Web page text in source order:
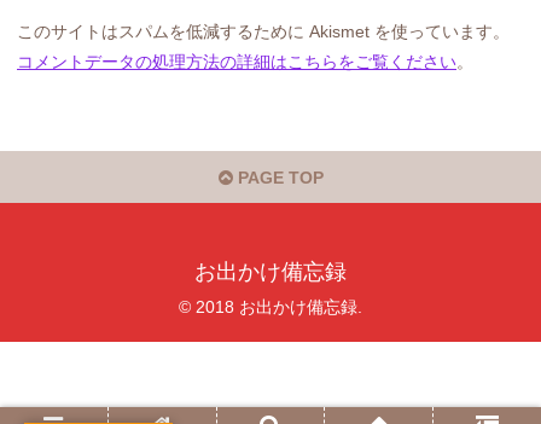
このサイトはスパムを低減するために Akismet を使っています。
コメントデータの処理方法の詳細はこちらをご覧ください。
PAGE TOP
お出かけ備忘録
© 2018 お出かけ備忘録.